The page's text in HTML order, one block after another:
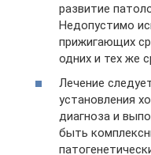
развитие
Недопустимо
прижигающих
одних и тех же
Лечение
установления
диагноза и
быть